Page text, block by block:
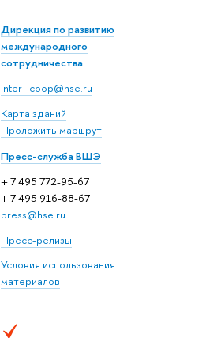
Дирекция по развитию
международного
сотрудничества
inter_coop@hse.ru
Карта зданий
Проложить маршрут
Пресс-служба ВШЭ
+ 7 495 772-95-67
+ 7 495 916-88-67
press@hse.ru
Пресс-релизы
Условия использования
материалов